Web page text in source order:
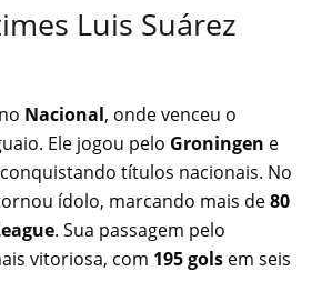
Luis Suárez
Nacional, onde venceu o
Ele jogou pelo Groningen e
títulos nacionais. No
ídolo, marcando mais de80
. Sua passagem pelo
vitoriosa, com 195 gols em seis